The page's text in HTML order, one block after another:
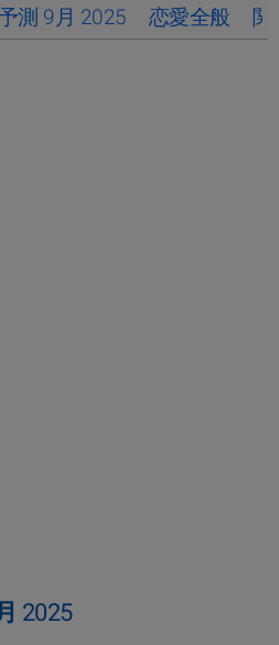
測 9月 2025 恋愛全般 関
2025